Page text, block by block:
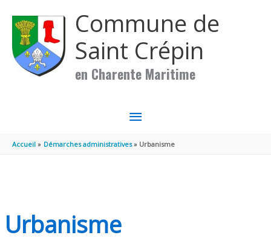
Commune de
Saint Crépin
en Charente Maritime
MENU
PRINCIPAL
Accueil Démarches administratives Urbanisme
Urbanisme